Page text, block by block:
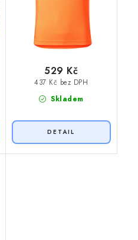
Skladem
437 Kč bez DPH
529 Kč